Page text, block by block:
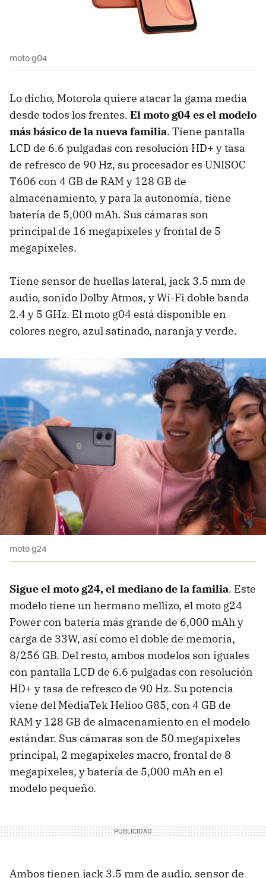
moto g04
Lo dicho, Motorola quiere atacar la gama media
desde todos los frentes. El moto g04 es el modelo
más básico de la nueva familia. Tiene pantalla
LCD de 6.6 pulgadas con resolución HD+ y tasa
de refresco de 90 Hz, su procesador es UNISOC
T606 con 4 GB de RAM y 128 GB de
almacenamiento, y para la autonomía, tiene
batería de 5,000 mAh. Sus cámaras son
principal de 16 megapixeles y frontal de 5
megapixeles.
Tiene sensor de huellas lateral, jack 3.5 mm de
audio, sonido Dolby Atmos, y Wi-Fi doble banda
2.4 y 5 GHz. El moto g04 está disponible en
colores negro, azul satinado, naranja y verde.
moto g24
Sigue el moto g24, el mediano de la familia. Este
modelo tiene un hermano mellizo, el moto g24
Power con batería más grande de 6,000 mAh y
carga de 33W, así como el doble de memoria,
8/256 GB. Del resto, ambos modelos son iguales
con pantalla LCD de 6.6 pulgadas con resolución
HD+ y tasa de refresco de 90 Hz. Su potencia
viene del MediaTek Helioo G85, con 4 GB de
RAM y 128 GB de almacenamiento en el modelo
estándar. Sus cámaras son de 50 megapixeles
principal, 2 megapixeles macro, frontal de 8
megapixeles, y batería de 5,000 mAh en el
modelo pequeño.
Ambos tienen jack 3.5 mm de audio, sensor de